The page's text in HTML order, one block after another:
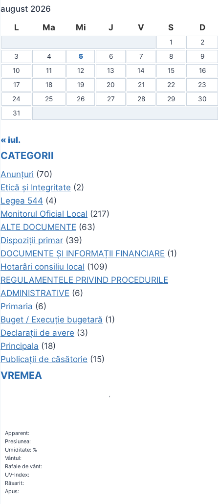
august 2026
L
Ma Mi J V S D
1
2
3
4 5 6 7 8
9
10
11 12 13 14 15
16
17
18 19 20 21 22
23
24
25 26 27 28 29
30
31
« iul.
CATEGORII
Anunțuri (70)
Etică și Integritate (2)
Legea 544 (4)
Monitorul Oficial Local (217)
ALTE DOCUMENTE (63)
Dispoziții primar (39)
DOCUMENTE ȘI INFORMAȚII FINANCIARE (1)
Hotarâri consiliu local (109)
REGULAMENTELE PRIVIND PROCEDURILE
ADMINISTRATIVE (6)
Primaria (6)
Buget / Execuție bugetară (1)
Declarații de avere (3)
Principala (18)
Publicații de căsătorie (15)
VREMEA
Apparent:
Presiunea:
Umiditate: %
Vântul:
Rafale de vânt:
UV-Index:
Răsarit:
Apus: